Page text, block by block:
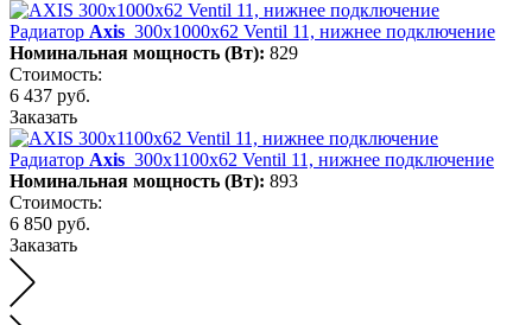
Радиатор Axis 300х1000х62 Ventil 11, нижнее подключение
Номинальная мощность (Вт): 829
Стоимость:
6 437 руб.
Заказать
Радиатор Axis 300х1100х62 Ventil 11, нижнее подключение
Номинальная мощность (Вт): 893
Стоимость:
6 850 руб.
Заказать